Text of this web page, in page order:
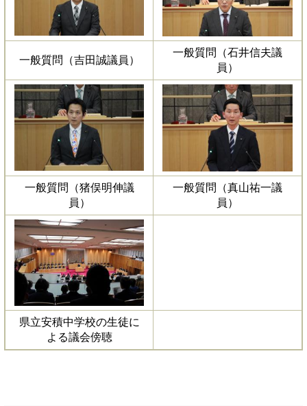
一般質問（吉田誠議員）
一般質問（石井信夫議
員）
一般質問（猪俣明伸議
員）
一般質問（真山祐一議
員）
県立安積中学校の生徒に
よる議会傍聴